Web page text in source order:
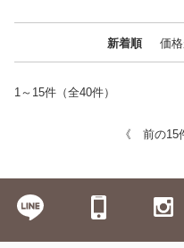
新着順 価
1～15件（全40件）
《 前の15